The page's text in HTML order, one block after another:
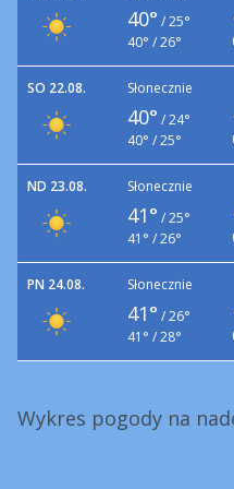
40° / 25°
40° / 26°
SO 22.08. Słonecznie
40° / 24°
40° / 25°
ND 23.08. Słonecznie
41° / 25°
41° / 26°
PN 24.08. Słonecznie
41° / 26°
41° / 28°
Wykres pogody na